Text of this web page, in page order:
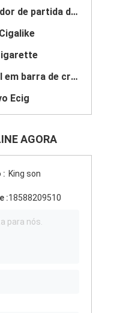
Jogos do acionador de partida do sistema da vagem
Vape descartável em barra de cristal
Ecig
AGORA
: King son
:18588209510